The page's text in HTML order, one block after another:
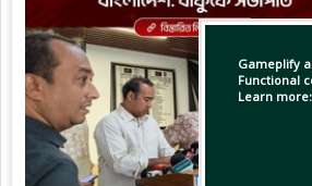
Gameplify
Functional
Learn